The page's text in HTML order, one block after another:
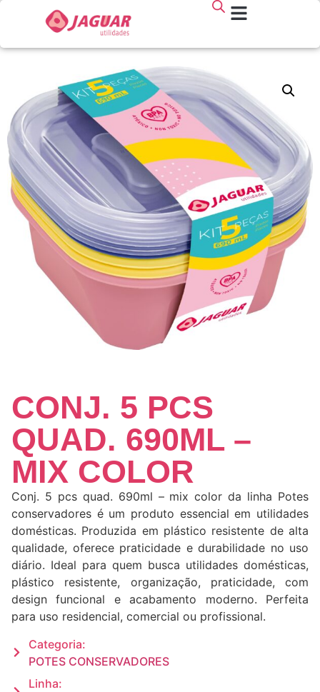
CONJ. 5 PCS
QUAD. 690ML –
MIX COLOR
Conj. 5 pcs quad. 690ml – mix color da linha Potes
conservadores é um produto essencial em utilidades
domésticas. Produzida em plástico resistente de alta
qualidade, oferece praticidade e durabilidade no uso
diário. Ideal para quem busca utilidades domésticas,
plástico resistente, organização, praticidade, com
design funcional e acabamento moderno. Perfeita
para uso residencial, comercial ou profissional.
Categoria:
POTES CONSERVADORES
Linha: